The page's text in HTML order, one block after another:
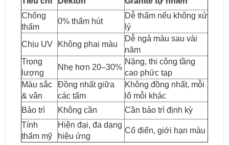
Chống
thấm
0% thấm hút
Dễ thấm nếu không xử
lý
Chịu UV
Không phai màu
Dễ ngả màu sau vài
năm
Trọng
lượng
Nhẹ hơn 20–30%
Nặng, thi công tầng
cao phức tạp
Màu sắc
& vân
Đồng nhất giữa
các tấm
Không đồng nhất, mỗi
lô mỗi khác
Bảo trì
Không cần
Cần bảo trì định kỳ
Tính
thẩm mỹ
Hiện đại, đa dạng
hiệu ứng
Cổ điển, giới hạn màu